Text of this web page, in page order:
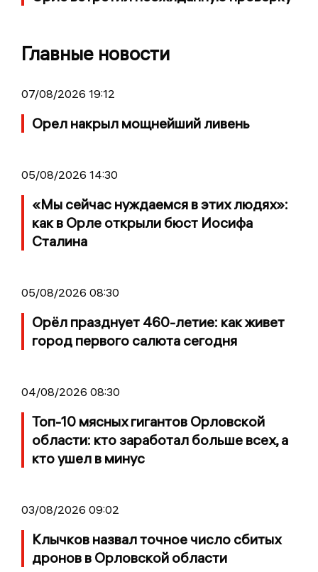
Главные новости
07/08/2026 19:12
Орел накрыл мощнейший ливень
05/08/2026 14:30
«Мы сейчас нуждаемся в этих людях»:
как в Орле открыли бюст Иосифа
Сталина
05/08/2026 08:30
Орёл празднует 460-летие: как живет
город первого салюта сегодня
04/08/2026 08:30
Топ-10 мясных гигантов Орловской
области: кто заработал больше всех, а
кто ушел в минус
03/08/2026 09:02
Клычков назвал точное число сбитых
дронов в Орловской области